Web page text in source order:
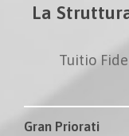
La
Tuitio
Gran Priorati